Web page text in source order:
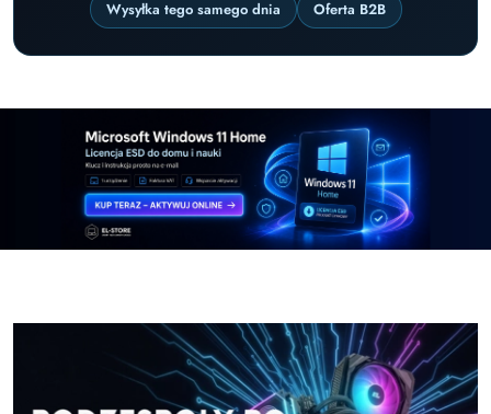
Wysyłka tego samego dnia
Oferta B2B
Pomiń karuzelę promocyjną